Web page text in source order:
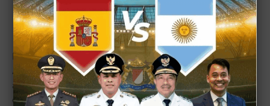
bahasa isyarat lalu diterjemahkan oleh ibundanya, Hj. Nur Indah Harahap (FOTO:
DikRizal/bksOL)
Remaja usia 20 tahun Baseema yang nama lengkapnya
Amatullah Basiimah ini baru saja menikah muda dan dia
adalah putri kedua dari pasangan Ustadz H. Heri Koswara
dan Hj. Nur Indah Harahap, merupakan salah satu